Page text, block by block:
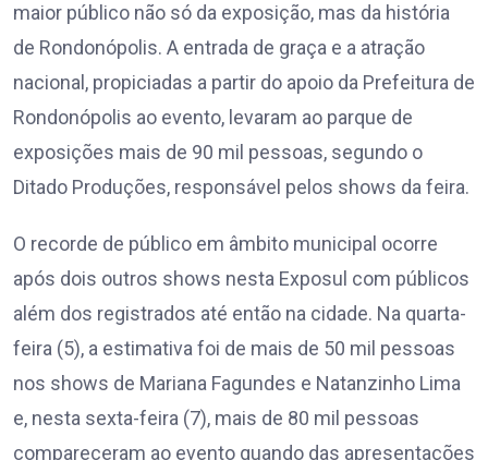
maior público não só da exposição, mas da história
de Rondonópolis. A entrada de graça e a atração
nacional, propiciadas a partir do apoio da Prefeitura de
Rondonópolis ao evento, levaram ao parque de
exposições mais de 90 mil pessoas, segundo o
Ditado Produções, responsável pelos shows da feira.
O recorde de público em âmbito municipal ocorre
após dois outros shows nesta Exposul com públicos
além dos registrados até então na cidade. Na quarta-
feira (5), a estimativa foi de mais de 50 mil pessoas
nos shows de Mariana Fagundes e Natanzinho Lima
e, nesta sexta-feira (7), mais de 80 mil pessoas
compareceram ao evento quando das apresentações